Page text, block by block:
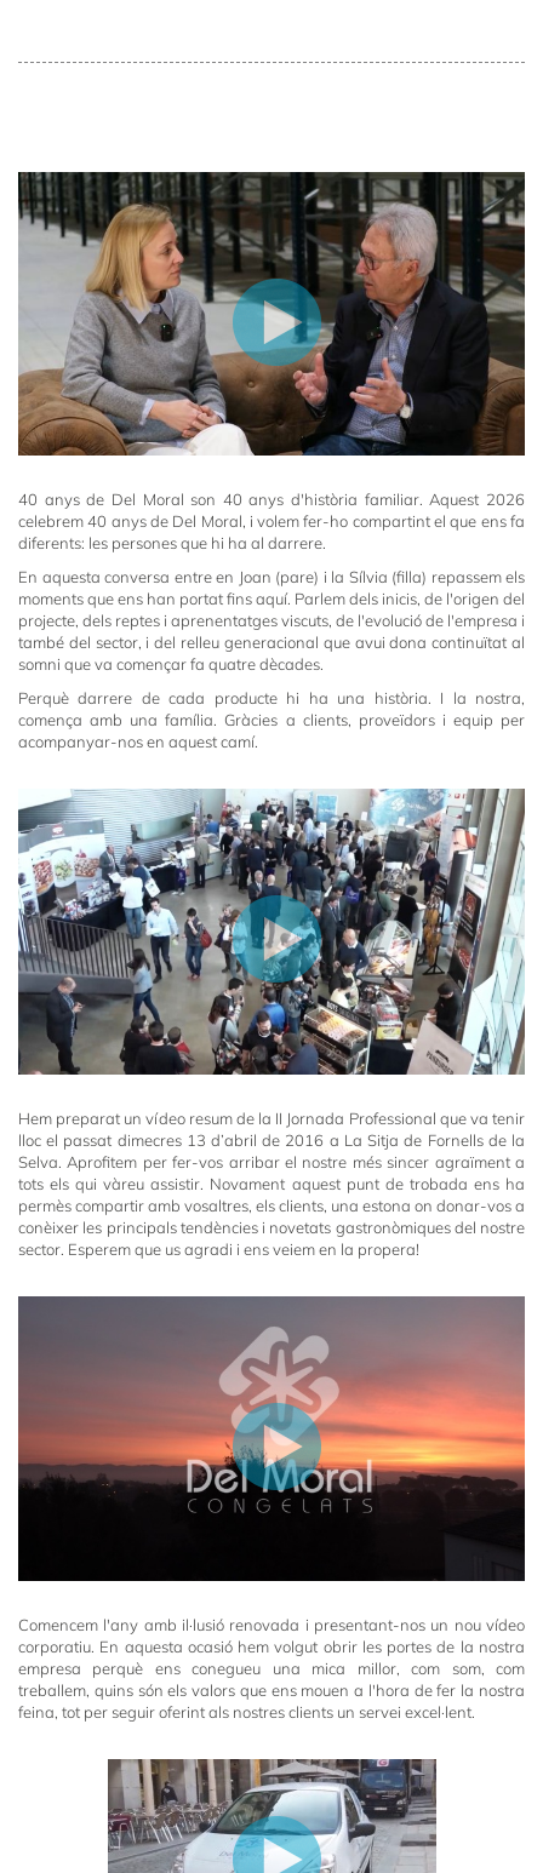
40 anys de Del Moral son 40 anys d'història familiar. Aquest 2026
celebrem 40 anys de Del Moral, i volem fer-ho compartint el que ens fa
diferents: les persones que hi ha al darrere.
En aquesta conversa entre en Joan (pare) i la Sílvia (filla) repassem els
moments que ens han portat fins aquí. Parlem dels inicis, de l'origen del
projecte, dels reptes i aprenentatges viscuts, de l'evolució de l'empresa i
també del sector, i del relleu generacional que avui dona continuïtat al
somni que va començar fa quatre dècades.
Perquè darrere de cada producte hi ha una història. I la nostra,
comença amb una família. Gràcies a clients, proveïdors i equip per
acompanyar-nos en aquest camí.
Hem preparat un vídeo resum de la II Jornada Professional que va tenir
lloc el passat dimecres 13 d’abril de 2016 a La Sitja de Fornells de la
Selva. Aprofitem per fer-vos arribar el nostre més sincer agraïment a
tots els qui vàreu assistir. Novament aquest punt de trobada ens ha
permès compartir amb vosaltres, els clients, una estona on donar-vos a
conèixer les principals tendències i novetats gastronòmiques del nostre
sector. Esperem que us agradi i ens veiem en la propera!
Comencem l'any amb il·lusió renovada i presentant-nos un nou vídeo
corporatiu. En aquesta ocasió hem volgut obrir les portes de la nostra
empresa perquè ens conegueu una mica millor, com som, com
treballem, quins són els valors que ens mouen a l'hora de fer la nostra
feina, tot per seguir oferint als nostres clients un servei excel·lent.